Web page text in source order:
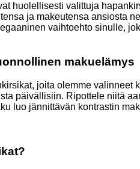
huolellisesti valittuja
ja makeutensa ansiosta
vaihtoehto sinulle,
makuelämys
joita olemme
päivällisiin. Ripottele niitä
luo jännittävän kontrastin